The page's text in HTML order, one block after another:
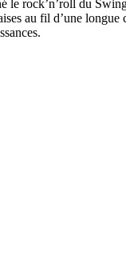
le rock’n’roll du
au fil d’une longue